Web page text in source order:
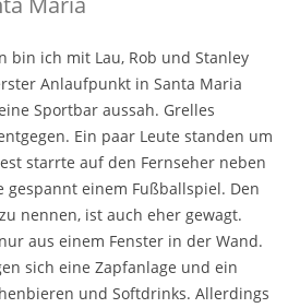
bin ich mit Lau, Rob und Stanley
Anlaufpunkt in Santa Maria
Sportbar aussah. Grelles
Ein paar Leute standen um
starrte auf den Fernseher neben
gespannt einem Fußballspiel. Den
nennen, ist auch eher gewagt.
aus einem Fenster in der Wand.
sich eine Zapfanlage und ein
und Softdrinks. Allerdings